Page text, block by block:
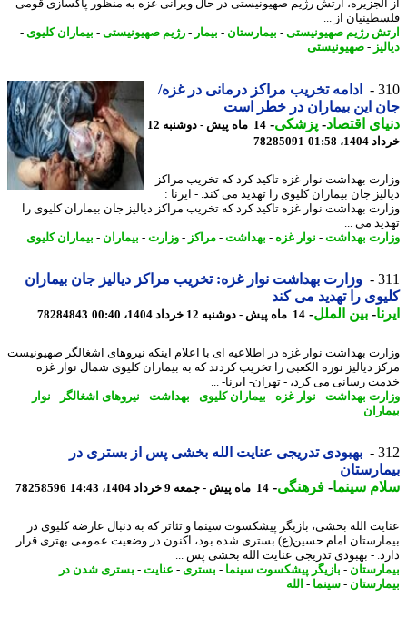
ارتش رژیم صهیونیستی در حال ویرانی غزه به منظور پاکسازی قومی
از ...
رژیم صهیونیستی-بیمارستان-بیمار-رژیم صهیونیستی-بیماران کلیوی-
-صهیونیستی
ادامه تخریب مراکز درمانی در غزه/
این بیماران در خطر است
اقتصاد-پزشکی-
14 ماه پیش - دوشنبه 12
01:58
78285091
بهداشت نوار غزه تاکید کرد که تخریب مراکز
جان بیماران کلیوی را تهدید می کند. - ایرنا :
بهداشت نوار غزه تاکید کرد که تخریب مراکز دیالیز جان بیماران کلیوی را
می ...
بهداشت -نوار غزه -بهداشت -مراکز- وزارت - بیماران- بیماران کلیوی
وزارت بهداشت نوار غزه: تخریب مراکز دیالیز جان بیماران
را تهدید می کند
-بین الملل-14 ماه پیش - دوشنبه 12 خرداد 1404، 00:40 78284843
بهداشت نوار غزه در اطلاعیه ای با اعلام اینکه نیروهای اشغالگر صهیونیست
دیالیز نوره الکعبی را تخریب کردند که به بیماران کلیوی شمال نوار غزه
رسانی می کرد، - تهران- ایرنا- ...
بهداشت -نوار غزه -بیماران کلیوی-بهداشت -نیروهای اشغالگر-نوار -
بهبودی تدریجی عنایت الله بخشی پس از بستری در
سینما-فرهنگی-14 ماه پیش - جمعه 9 خرداد 1404، 14:43 78258596
الله بخشی، بازیگر پیشکسوت سینما و تئاتر که به دنبال عارضه کلیوی در
امام حسین(ع) بستری شده بود، اکنون در وضعیت عمومی بهتری قرار
- بهبودی تدریجی عنایت الله بخشی پس ...
-بازیگر پیشکسوت سینما-بستری- عنایت-بستری شدن در
-سینما-الله